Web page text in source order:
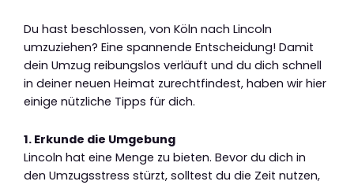
Du hast beschlossen, von Köln nach Lincoln
umzuziehen? Eine spannende Entscheidung! Damit
dein Umzug reibungslos verläuft und du dich schnell
in deiner neuen Heimat zurechtfindest, haben wir hier
einige nützliche Tipps für dich.
1. Erkunde die Umgebung
Lincoln hat eine Menge zu bieten. Bevor du dich in
den Umzugsstress stürzt, solltest du die Zeit nutzen,